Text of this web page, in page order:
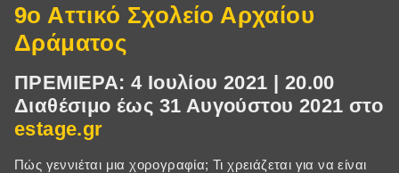
9ο Αττικό Σχολείο Αρχαίου
Δράματος
ΠΡΕΜΙΕΡΑ: 4 Ιουλίου 2021 | 20.00
Διαθέσιμο έως 31 Αυγούστου 2021 στο
estage.gr
Πώς γεννιέται μια χορογραφία; Τι χρειάζεται για να είναι